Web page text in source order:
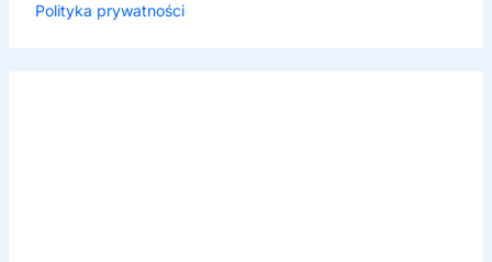
Polityka prywatności